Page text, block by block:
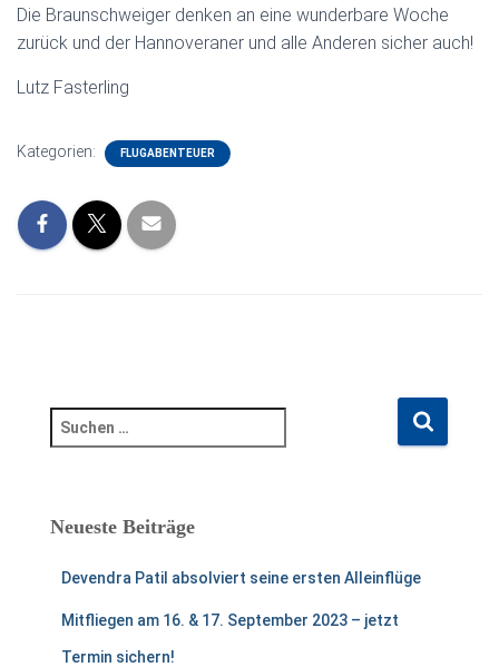
Die Braunschweiger denken an eine wunderbare Woche
zurück und der Hannoveraner und alle Anderen sicher auch!
Lutz Fasterling
Kategorien: FLUGABENTEUER
u
e
Neueste Beiträge
Devendra Patil absolviert seine ersten Alleinflüge
Mitfliegen am 16. & 17. September 2023 – jetzt
Termin sichern!